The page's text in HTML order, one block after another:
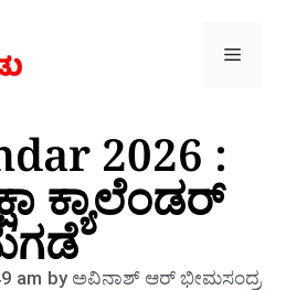
2026 :
ಕ್ಯಾಲೆಂಡರ್
am byಅವಿನಾಶ್‌ ಆರ್‌ ಭೀಮಸಂದ್ರ